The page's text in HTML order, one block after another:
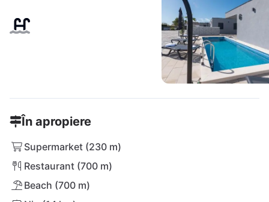
În apropiere
Supermarket (230 m)
Restaurant (700 m)
Beach (700 m)